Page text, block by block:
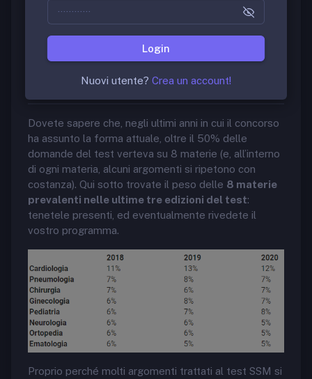
nei sei anni di Medicina, è decisivo avere un
metodo
di studio focalizzato.
1. Impostate correttamente il
piano di lavoro
Dovete sapere che, negli ultimi anni in cui il concorso
ha assunto la forma attuale, oltre il 50% delle
domande del test verteva su 8 materie (e, all’interno
di ogni materia, alcuni argomenti si ripetono con
costanza). Qui sotto trovate il peso delle 8 materie
prevalenti nelle ultime tre edizioni del test:
tenetele presenti, ed eventualmente rivedete il
vostro programma.
Proprio perché molti argomenti trattati al test SSM si
Login
Nuovi utente? Crea un account!